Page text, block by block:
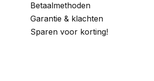
Betaalmethoden
Garantie & klachten
Sparen voor korting!